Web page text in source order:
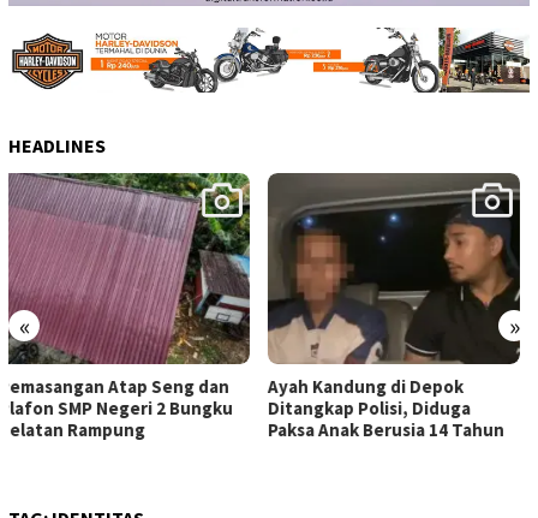
HEADLINES
« »
Ayah Kandung di Depok
Ditangkap Polisi, Diduga
Paksa Anak Berusia 14 Tahun
Berkas PT DSI P21, Bareskrim
Sita Aset Rp425 Miliar